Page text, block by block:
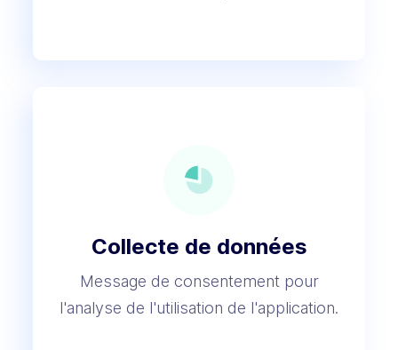
Collecte de données
Message de consentement pour
l'analyse de l'utilisation de l'application.